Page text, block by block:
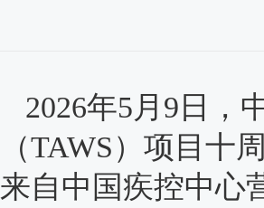
2026年5月9日，
（TAWS）项目十
来自中国疾控中心